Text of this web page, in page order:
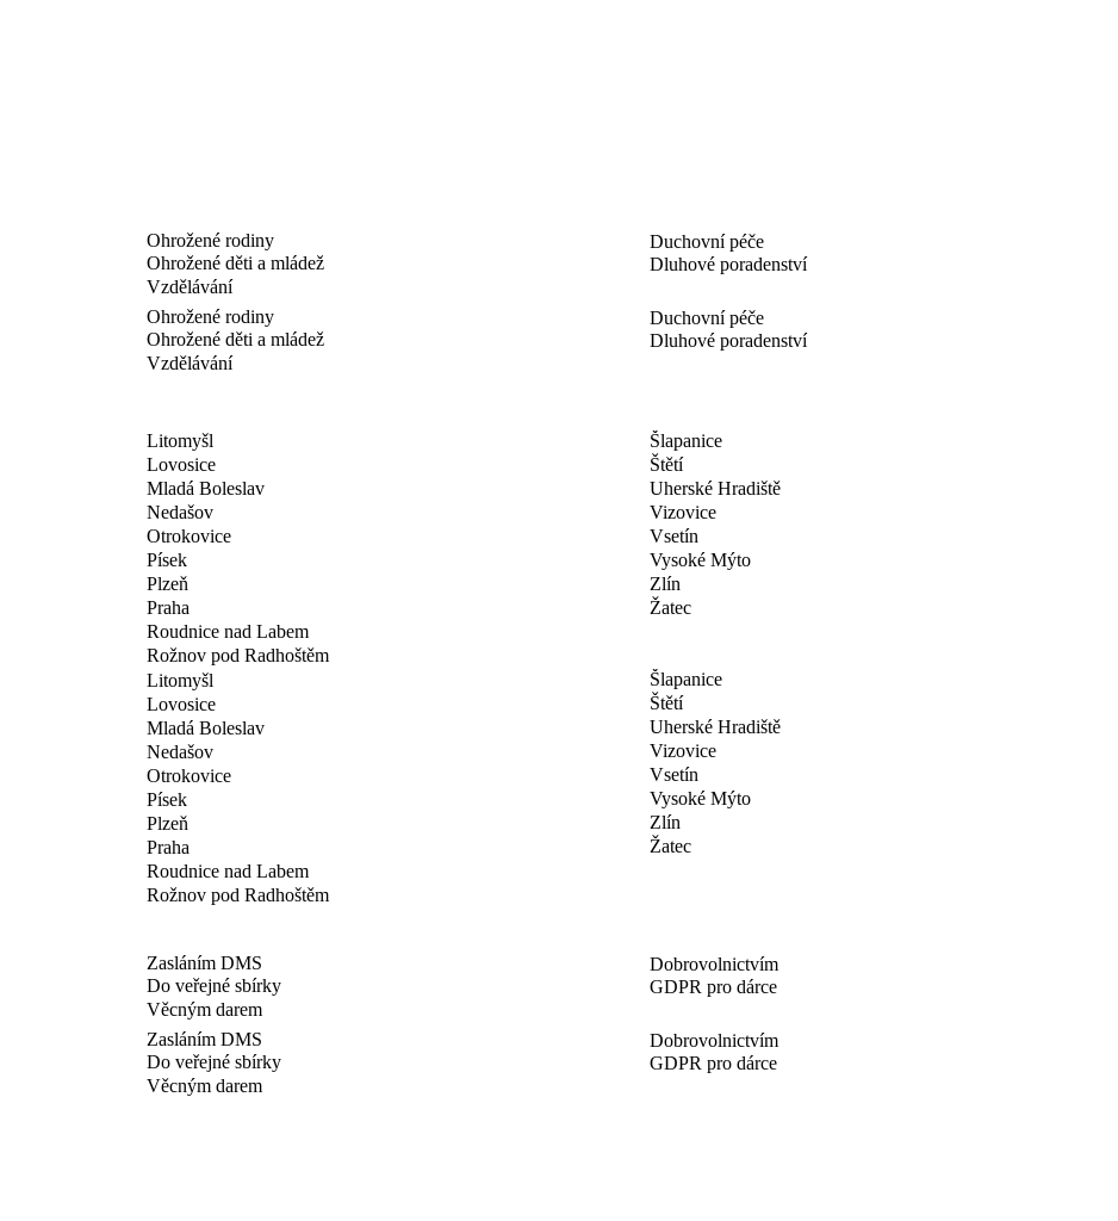
Ohrožené rodiny
Ohrožené děti a mládež
Vzdělávání
Duchovní péče
Dluhové poradenství
Ohrožené rodiny
Ohrožené děti a mládež
Vzdělávání
Duchovní péče
Dluhové poradenství
Litomyšl
Lovosice
Mladá Boleslav
Nedašov
Otrokovice
Písek
Plzeň
Praha
Roudnice nad Labem
Rožnov pod Radhoštěm
Šlapanice
Štětí
Uherské Hradiště
Vizovice
Vsetín
Vysoké Mýto
Zlín
Žatec
Litomyšl
Lovosice
Mladá Boleslav
Nedašov
Otrokovice
Písek
Plzeň
Praha
Roudnice nad Labem
Rožnov pod Radhoštěm
Šlapanice
Štětí
Uherské Hradiště
Vizovice
Vsetín
Vysoké Mýto
Zlín
Žatec
Zasláním DMS
Do veřejné sbírky
Věcným darem
Dobrovolnictvím
GDPR pro dárce
Zasláním DMS
Do veřejné sbírky
Věcným darem
Dobrovolnictvím
GDPR pro dárce